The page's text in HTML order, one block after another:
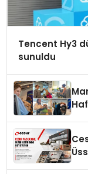
Tencent Hy3
sunuldu